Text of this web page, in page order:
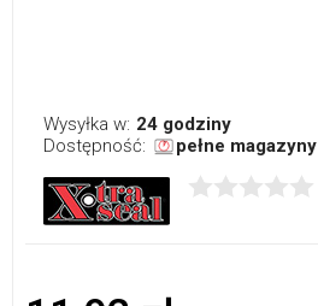
Wysyłka w: 24 godziny
Dostępność:
pełne magazyny